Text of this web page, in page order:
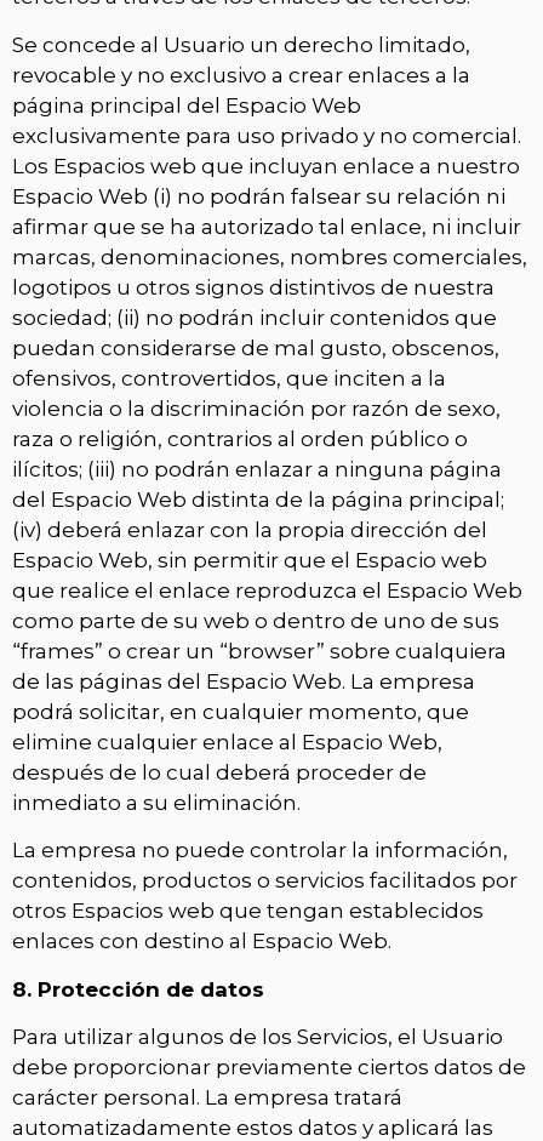
Se concede al Usuario un derecho limitado,
revocable y no exclusivo a crear enlaces a la
página principal del Espacio Web
exclusivamente para uso privado y no comercial.
Los Espacios web que incluyan enlace a nuestro
Espacio Web (i) no podrán falsear su relación ni
afirmar que se ha autorizado tal enlace, ni incluir
marcas, denominaciones, nombres comerciales,
logotipos u otros signos distintivos de nuestra
sociedad; (ii) no podrán incluir contenidos que
puedan considerarse de mal gusto, obscenos,
ofensivos, controvertidos, que inciten a la
violencia o la discriminación por razón de sexo,
raza o religión, contrarios al orden público o
ilícitos; (iii) no podrán enlazar a ninguna página
del Espacio Web distinta de la página principal;
(iv) deberá enlazar con la propia dirección del
Espacio Web, sin permitir que el Espacio web
que realice el enlace reproduzca el Espacio Web
como parte de su web o dentro de uno de sus
“frames” o crear un “browser” sobre cualquiera
de las páginas del Espacio Web. La empresa
podrá solicitar, en cualquier momento, que
elimine cualquier enlace al Espacio Web,
después de lo cual deberá proceder de
inmediato a su eliminación.
La empresa no puede controlar la información,
contenidos, productos o servicios facilitados por
otros Espacios web que tengan establecidos
enlaces con destino al Espacio Web.
8. Protección de datos
Para utilizar algunos de los Servicios, el Usuario
debe proporcionar previamente ciertos datos de
carácter personal. La empresa tratará
automatizadamente estos datos y aplicará las